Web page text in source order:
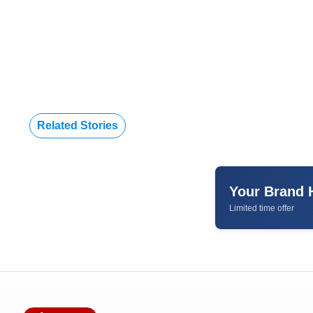
Related Stories
Your Brand
Limited time offer